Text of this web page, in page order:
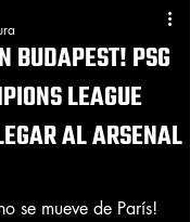
BUDAPEST! PSG
LEAGUE
AL ARSENAL
se mueve de París!